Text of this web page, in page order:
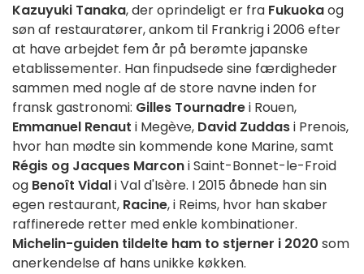
Kazuyuki Tanaka, der oprindeligt er fra Fukuokaog
søn af restauratører, ankom til Frankrig i 2006 efter
at have arbejdet fem år på berømte japanske
etablissementer. Han finpudsede sine færdigheder
sammen med nogle af de store navne inden for
fransk gastronomi: Gilles Tournadrei Rouen,
Emmanuel Renaut i Megève, David Zuddasi Prenois,
hvor han mødte sin kommende kone Marine, samt
Régis og Jacques Marconi Saint-Bonnet-le-Froid
og Benoît Vidali Val d'Isère. I 2015 åbnede han sin
egen restaurant, Racine, i Reims, hvor han skaber
raffinerede retter med enkle kombinationer.
Michelin-guiden tildelte ham to stjerner i 2020 som
anerkendelse af hans unikke køkken.